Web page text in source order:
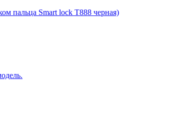
пальца Smart lock T888 черная)